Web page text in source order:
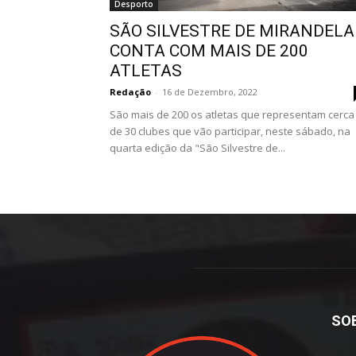
Desporto
SÃO SILVESTRE DE MIRANDELA
CONTA COM MAIS DE 200
ATLETAS
Redação - 16 de Dezembro, 2022
São mais de 200 os atletas que representam cerca
de 30 clubes que vão participar, neste sábado, na
quarta edição da "São Silvestre de...